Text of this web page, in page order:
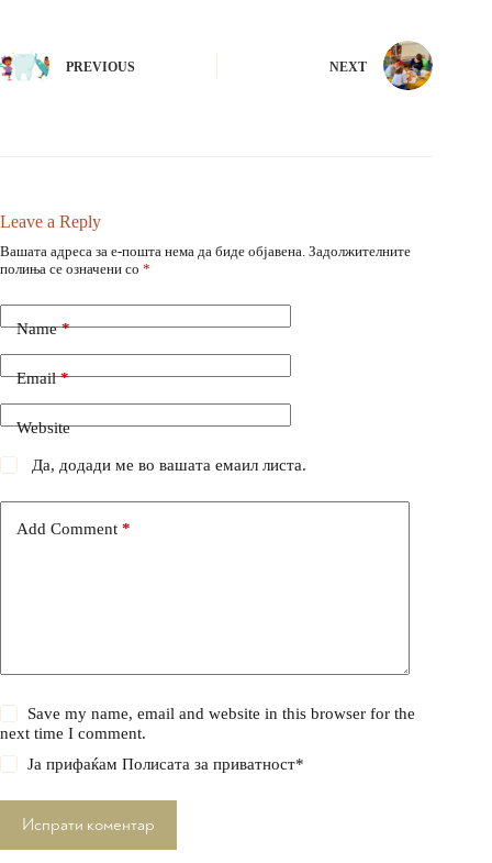
PREVIOUS NEXT
Leave a Reply
Вашата адреса за е-пошта нема да биде објавена. Задолжителните
полиња се означени со *
Name*
Email*
Website
Да, додади ме во вашата емаил листа.
Add Comment *
Save my name, email and website in this browser for the
next time I comment.
Ја прифаќамПолисата за приватност*
Испрати коментар